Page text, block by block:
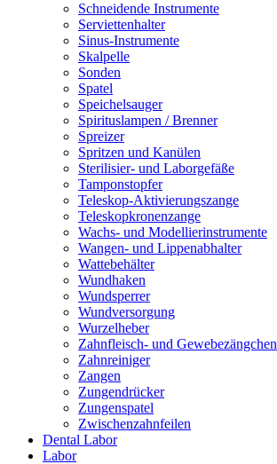
Schneidende Instrumente
Serviettenhalter
Sinus-Instrumente
Skalpelle
Sonden
Spatel
Speichelsauger
Spirituslampen / Brenner
Spreizer
Spritzen und Kanülen
Sterilisier- und Laborgefäße
Tamponstopfer
Teleskop-Aktivierungszange
Teleskopkronenzange
Wachs- und Modellierinstrumente
Wangen- und Lippenabhalter
Wattebehälter
Wundhaken
Wundsperrer
Wundversorgung
Wurzelheber
Zahnfleisch- und Gewebezängchen
Zahnreiniger
Zangen
Zungendrücker
Zungenspatel
Zwischenzahnfeilen
Dental Labor
Labor